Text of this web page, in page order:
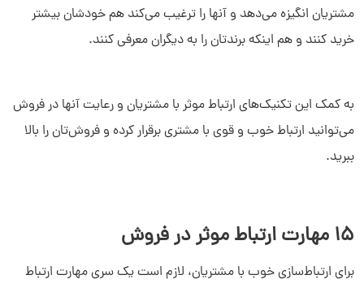
مشتریان انگیزه می‌دهد و آنها را ترغیب می‌کند هم خودشان بیشتر
خرید کنند و هم اینکه برندتان را به دیگران معرفی کنند.
به کمک این تکنیک‌های ارتباط موثر با مشتریان و رعایت آنها در فروش
می‌توانید ارتباط خوب و قوی با مشتری برقرار کرده و فروش‌تان را بالا
ببرید.
15 مهارت ارتباط موثر در فروش
برای ارتباط‌سازی خوب با مشتریان، لازم است یک سری مهارت ارتباط